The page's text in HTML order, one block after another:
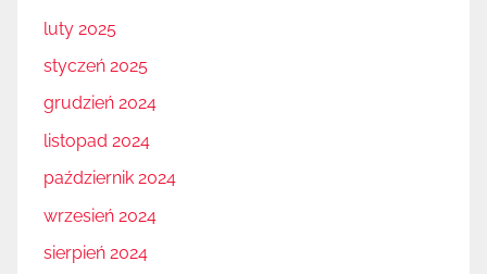
luty 2025
styczeń 2025
grudzień 2024
listopad 2024
październik 2024
wrzesień 2024
sierpień 2024